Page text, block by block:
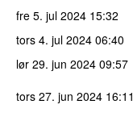
fre 5. jul 2024 15:32
tors 4. jul 2024 06:40
lør 29. jun 2024 09:57
tors 27. jun 2024 16:11